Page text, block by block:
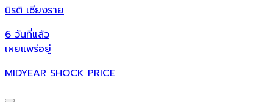
นิรติ เชียงราย
6 วันที่แล้ว
เผยแพร่อยู่
MIDYEAR SHOCK PRICE